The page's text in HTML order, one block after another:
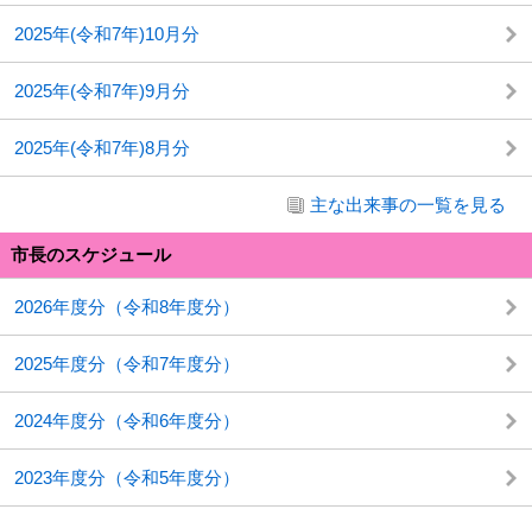
2025年(令和7年)10月分
2025年(令和7年)9月分
2025年(令和7年)8月分
主な出来事の一覧を見る
市長のスケジュール
2026年度分（令和8年度分）
2025年度分（令和7年度分）
2024年度分（令和6年度分）
2023年度分（令和5年度分）